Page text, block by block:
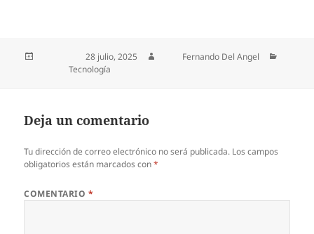
Publicado el28 julio, 2025
Fernando Del Angel
CategoríasTecnología
Deja un comentario
Tu dirección de correo electrónico no será publicada. Los campos
obligatorios están marcados con*
COMENTARIO *